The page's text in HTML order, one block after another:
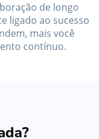
de longo
ligado ao sucesso
mais você
contínuo.